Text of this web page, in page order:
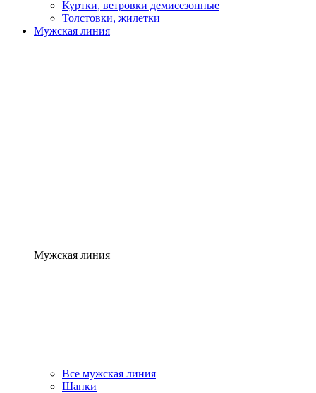
Куртки, ветровки демисезонные
Толстовки, жилетки
Мужская линия
Мужская линия
Все мужская линия
Шапки